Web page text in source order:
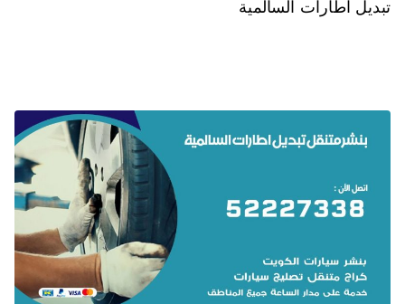
تبديل اطارات السالمية